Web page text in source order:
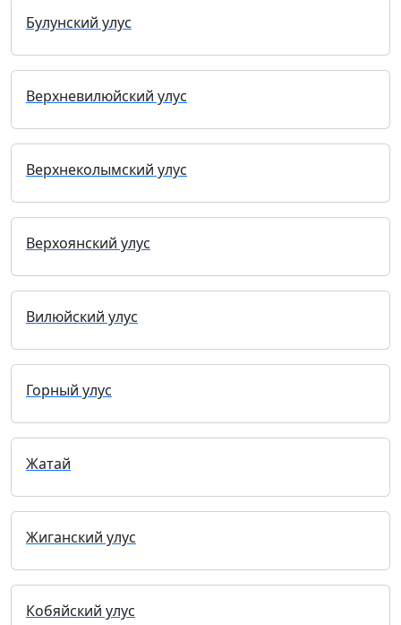
Булунский улус
Верхневилюйский улус
Верхнеколымский улус
Верхоянский улус
Вилюйский улус
Горный улус
Жатай
Жиганский улус
Кобяйский улус